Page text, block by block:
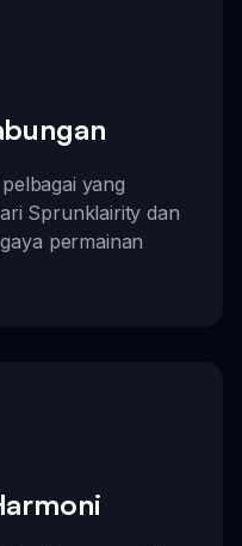
yang
Sprunklairity dan
permainan